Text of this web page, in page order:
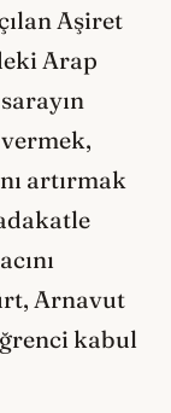
Aşiret
Arap
artırmak
Arnavut
kabul